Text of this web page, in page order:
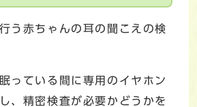
う赤ちゃんの耳の聞こえの検
っている間に専用のイヤホン
、精密検査が必要かどうかを